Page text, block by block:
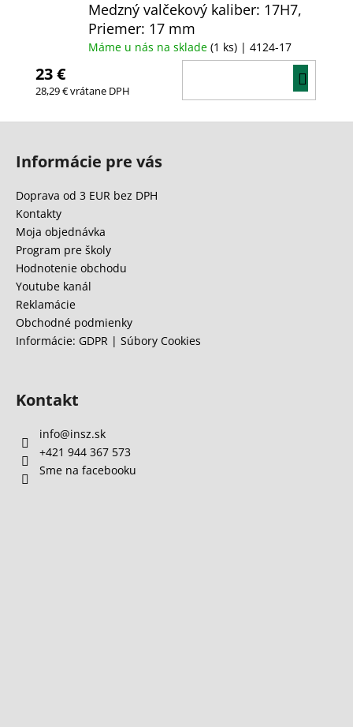
Medzný valčekový kaliber: 17H7,
Priemer: 17 mm
Máme u nás na sklade (1 ks) | 4124-17
23 €
28,29 € vrátane DPH
Informácie pre vás
Doprava od 3 EUR bez DPH
Kontakty
Moja objednávka
Program pre školy
Hodnotenie obchodu
Youtube kanál
Reklamácie
Obchodné podmienky
Informácie: GDPR | Súbory Cookies
Kontakt
info@insz.sk
+421 944 367 573
Sme na facebooku